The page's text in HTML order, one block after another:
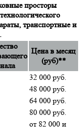
просторы
транспортные и
Цена в месяц
(руб)**
32 000 руб.
48 000 руб.
64 000 руб.
80 000 руб.
от 82 000 и